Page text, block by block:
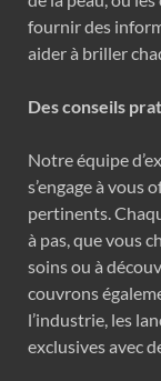
fournir des
aider à briller
Des conseils
Notre équipe
s’engage à vous
pertinents.
à pas, que vous
soins ou à
couvrons
l’industrie, les
exclusives avec